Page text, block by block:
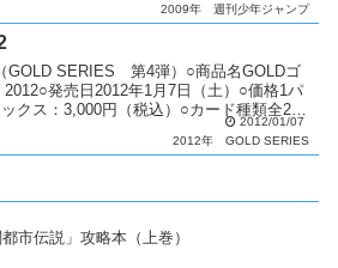
2009年
週刊少年ジャンプ
GOLD SERIES 第4弾）○商品名GOLDゴ
発売日2012年1月7日（土）○価格1パ
クス：3,000円（税込）○カード種類全20
2012/01/07
2012年
GOLD SERIES
市伝説」攻略本（上巻）